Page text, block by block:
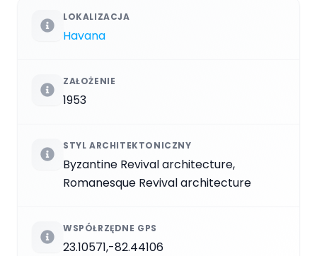
LOKALIZACJA
Havana
ZAŁOŻENIE
1953
STYL ARCHITEKTONICZNY
Byzantine Revival architecture,
Romanesque Revival architecture
WSPÓŁRZĘDNE GPS
23.10571,-82.44106